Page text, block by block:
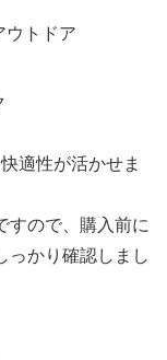
ウトドア
適性が活かせま
すので、購入前に
っかり確認しまし